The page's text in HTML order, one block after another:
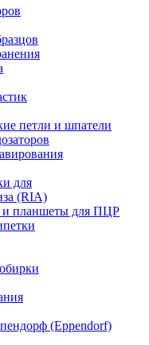
петли и шпатели
для
(RIA)
планшеты для ПЦР
(Eppendorf)